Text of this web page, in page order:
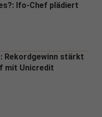
Ifo-Chef plädiert
Rekordgewinn stärkt
mit Unicredit